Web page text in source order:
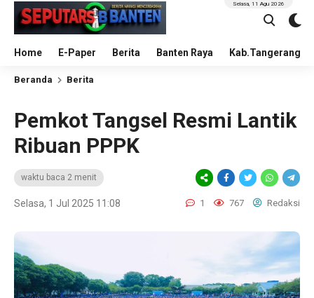
Home E-Paper Berita Banten Raya Kab.Tangerang
Selasa, 11 Agu 2026
Beranda Berita
Pemkot Tangsel Resmi Lantik
Ribuan PPPK
waktu baca 2 menit
Selasa, 1 Jul 2025 11:08 1 767 Redaksi